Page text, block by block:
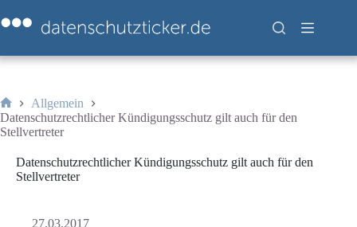
Inhalt
springen
Start
Allgemein
Datenschutzrechtlicher Kündigungsschutz gilt auch für den
Stellvertreter
Datenschutzrechtlicher Kündigungsschutz gilt auch für den
Stellvertreter
27.03.2017